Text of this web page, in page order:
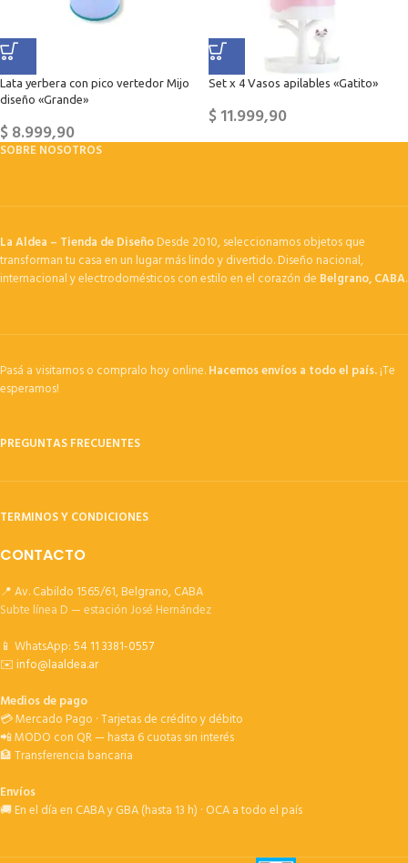
Lata yerbera con pico vertedor Mijo
diseño «Grande»
$8.999,90
Set x 4 Vasos apilables «Gatito»
$11.999,90
SOBRE NOSOTROS
La Aldea – Tienda de DiseñoDesde 2010, seleccionamos objetos que
transforman tu casa en un lugar más lindo y divertido. Diseño nacional,
internacional y electrodomésticos con estilo en el corazón de Belgrano, CABA.
Pasá a visitarnos o compralo hoy online.Hacemos envíos a todo el país.¡Te
esperamos!
PREGUNTAS FRECUENTES
TERMINOS Y CONDICIONES
CONTACTO
📍 Av. Cabildo 1565/61, Belgrano, CABA
Subte línea D — estación José Hernández
📱 WhatsApp:54 11 3381-0557
✉️info@laaldea.ar
Medios de pago
💳 Mercado Pago · Tarjetas de crédito y débito
📲 MODO con QR — hasta 6 cuotas sin interés
🏦 Transferencia bancaria
Envíos
🚚 En el día en CABA y GBA (hasta 13 h) · OCA a todo el país